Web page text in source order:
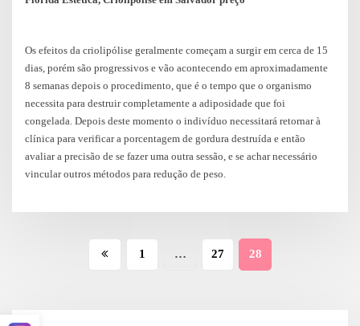
Os efeitos da criolipólise geralmente começam a surgir em cerca de 15
dias, porém são progressivos e vão acontecendo em aproximadamente
8 semanas depois o procedimento, que é o tempo que o organismo
necessita para destruir completamente a adiposidade que foi
congelada. Depois deste momento o indivíduo necessitará retornar à
clínica para verificar a porcentagem de gordura destruída e então
avaliar a precisão de se fazer uma outra sessão, e se achar necessário
vincular outros métodos para redução de peso.
Paginação
1 … 27 28